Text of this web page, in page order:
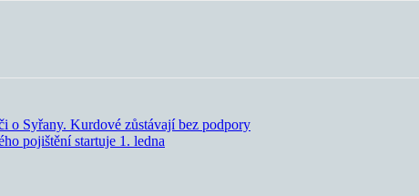
o Syřany. Kurdové zůstávají bez podpory
pojištění startuje 1. ledna